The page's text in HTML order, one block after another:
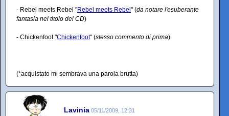
- Rebel meets Rebel "Rebel meets Rebel " (da notare l'esuberante
fantasia nel titolo del CD)
- Chickenfoot "Chickenfoot" (stesso commento di prima)
(*acquistato mi sembrava una parola brutta)
Lavinia 05/11/2009, 12:31